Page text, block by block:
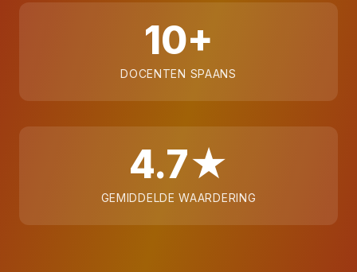
10+
DOCENTEN SPAANS
4.7★
GEMIDDELDE WAARDERING